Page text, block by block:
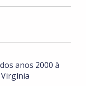
anos 2000 à